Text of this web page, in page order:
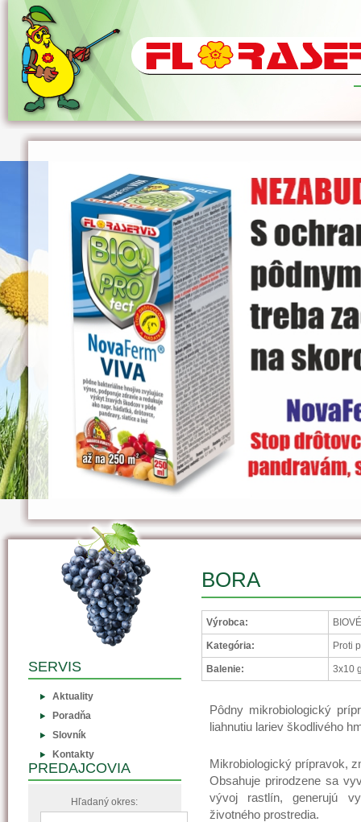
BORA
Výrobca:
Kategória: Proti
Balenie: 3x10
Pôdny mikrobiologický
liahnutiu lariev škodlivého
Mikrobiologický prípravok,
Obsahuje prirodzene sa
vývoj rastlín, generujú
životného prostredia.
SERVIS
Aktuality
Poradňa
Slovník
Kontakty
PREDAJCOVIA
Hľadaný okres: